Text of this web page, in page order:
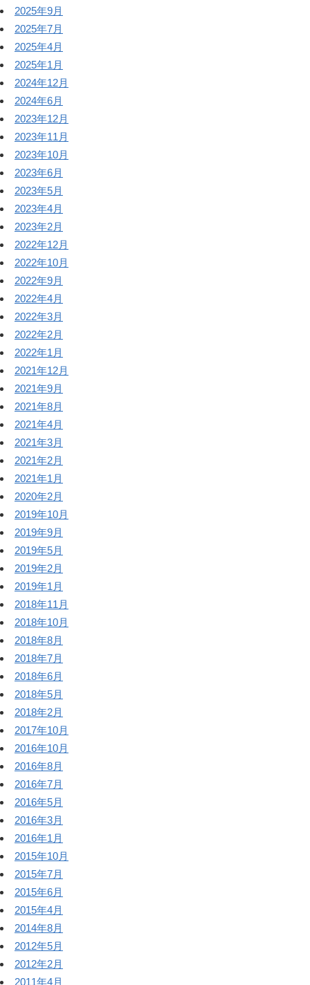
2025年9月
2025年7月
2025年4月
2025年1月
2024年12月
2024年6月
2023年12月
2023年11月
2023年10月
2023年6月
2023年5月
2023年4月
2023年2月
2022年12月
2022年10月
2022年9月
2022年4月
2022年3月
2022年2月
2022年1月
2021年12月
2021年9月
2021年8月
2021年4月
2021年3月
2021年2月
2021年1月
2020年2月
2019年10月
2019年9月
2019年5月
2019年2月
2019年1月
2018年11月
2018年10月
2018年8月
2018年7月
2018年6月
2018年5月
2018年2月
2017年10月
2016年10月
2016年8月
2016年7月
2016年5月
2016年3月
2016年1月
2015年10月
2015年7月
2015年6月
2015年4月
2014年8月
2012年5月
2012年2月
2011年4月